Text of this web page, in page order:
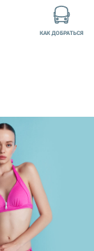
КАК ДОБРАТЬСЯ